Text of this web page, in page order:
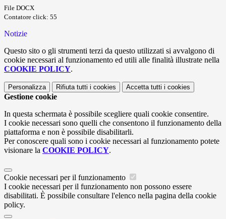
File DOCX
Contatore click: 55
Notizie
Questo sito o gli strumenti terzi da questo utilizzati si avvalgono di
cookie necessari al funzionamento ed utili alle finalità illustrate nella
COOKIE POLICY.
Personalizza Rifiuta tutti i cookies Accetta tutti i cookies
Gestione cookie
In questa schermata è possibile scegliere quali cookie consentire.
I cookie necessari sono quelli che consentono il funzionamento della
piattaforma e non è possibile disabilitarli.
Per conoscere quali sono i cookie necessari al funzionamento potete
visionare la COOKIE POLICY.
Cookie necessari per il funzionamento
I cookie necessari per il funzionamento non possono essere
disabilitati. È possibile consultare l'elenco nella pagina della cookie
policy.